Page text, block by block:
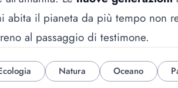
abita il pianeta da più tempo non
al passaggio di testimone.
Natura Oceano